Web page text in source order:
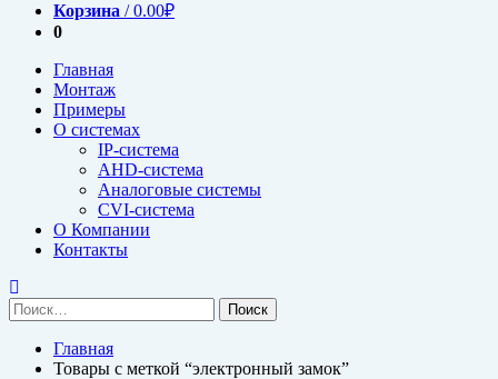
Корзина /0.00₽
0
Главная
Монтаж
Примеры
О системах
IP-система
AHD-система
Аналоговые системы
CVI-система
О Компании
Контакты
Найти:
Главная
Товары с меткой “электронный замок”